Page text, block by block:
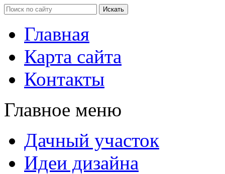
Главная
Карта сайта
Контакты
Главное меню
Дачный участок
Идеи дизайна